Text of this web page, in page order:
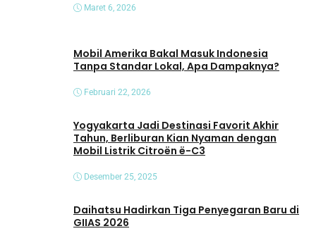
Maret 6, 2026
Mobil Amerika Bakal Masuk Indonesia
Tanpa Standar Lokal, Apa Dampaknya?
Februari 22, 2026
Yogyakarta Jadi Destinasi Favorit Akhir
Tahun, Berliburan Kian Nyaman dengan
Mobil Listrik Citroën ë-C3
Desember 25, 2025
Daihatsu Hadirkan Tiga Penyegaran Baru di
GIIAS 2026